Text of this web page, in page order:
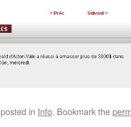
in Info. Bookmark the